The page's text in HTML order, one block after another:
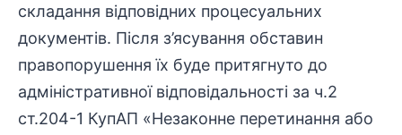
складання відповідних процесуальних
документів. Після з’ясування обставин
правопорушення їх буде притягнуто до
адміністративної відповідальності за ч.2
ст.204-1 КупАП «Незаконне перетинання або